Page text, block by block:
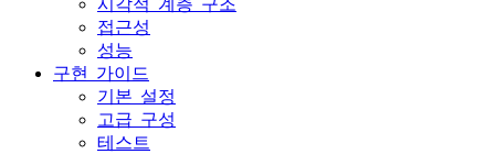
접근성
성능
구현 가이드
기본 설정
고급 구성
테스트